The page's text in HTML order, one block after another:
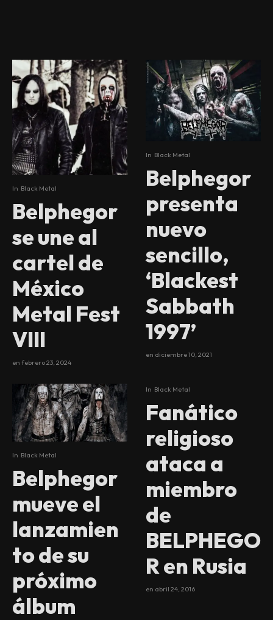
In Black Metal
Belphegor
se une al
cartel de
México
Metal Fest
VIII
en febrero 23, 2024
In Black Metal
Belphegor
mueve el
lanzamien
to de su
próximo
álbum
In Black Metal
Belphegor
presenta
nuevo
sencillo,
‘Blackest
Sabbath
1997’
en diciembre 10, 2021
In Black Metal
Fanático
religioso
ataca a
miembro
de
BELPHEGO
R en Rusia
en abril 24, 2016